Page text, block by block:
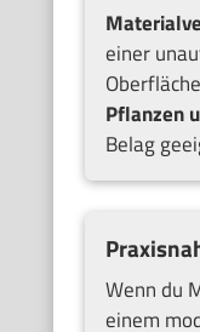
einer
Pflanzen
Belag
Wenn du
einem